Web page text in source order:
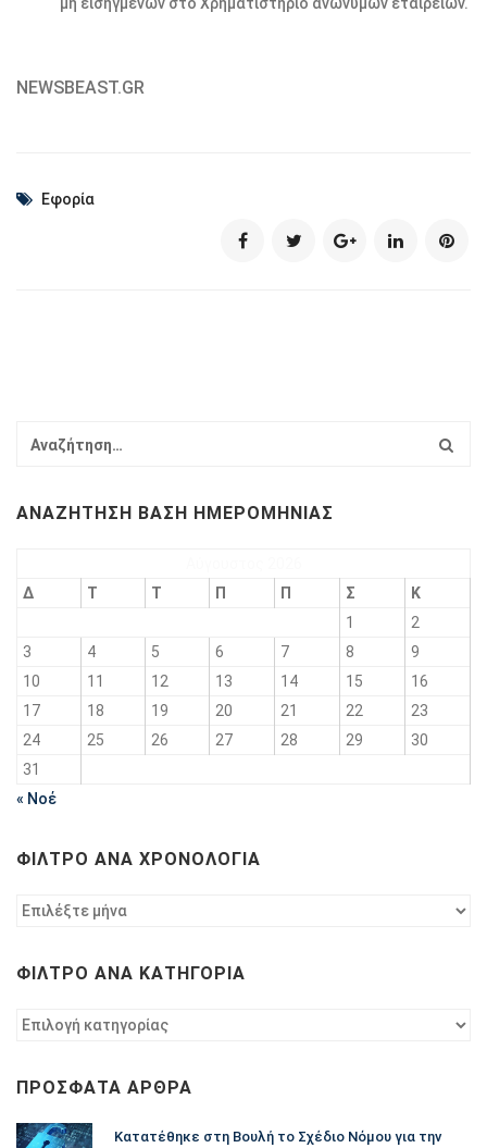
μη εισηγμένων στο Χρηματιστήριο ανώνυμων εταιρειών.
NEWSBEAST.GR
Εφορία
ΑΝΑΖΉΤΗΣΗ ΒΆΣΗ ΗΜΕΡΟΜΗΝΊΑΣ
Δ
Τ Τ Π Π Σ
Κ
1
2
3
4 5 6 7 8
9
10
11 12 13 14 15
16
17
18 19 20 21 22
23
24
25 26 27 28 29
30
31
« Νοέ
ΦΊΛΤΡΟ ΑΝΆ ΧΡΟΝΟΛΟΓΊΑ
Φίλτρο
ΦΊΛΤΡΟ ΑΝΆ ΚΑΤΗΓΟΡΊΑ
Φίλτρο
ΠΡΌΣΦΑΤΑ ΆΡΘΡΑ
Κατατέθηκε στη Βουλή το Σχέδιο Νόμου για την